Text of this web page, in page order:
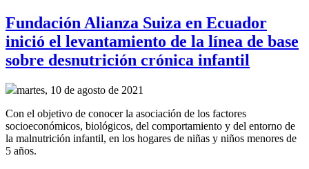
Fundación Alianza Suiza en Ecuador
inició el levantamiento de la línea de base
sobre desnutrición crónica infantil
martes, 10 de agosto de 2021
Con el objetivo de conocer la asociación de los factores
socioeconómicos, biológicos, del comportamiento y del entorno de
la malnutrición infantil, en los hogares de niñas y niños menores de
5 años.